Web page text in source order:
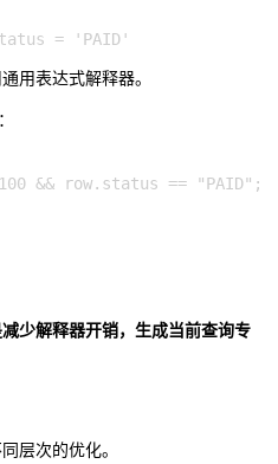
用表达式解释器。
&& row.status == "PAID";
少解释器开销，生成当前查询专
层次的优化。